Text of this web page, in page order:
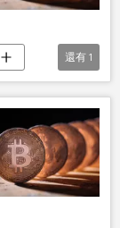
還有 1